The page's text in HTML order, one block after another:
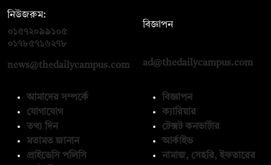
নিউজরুম:
০১৫৭২০৯৯১০৫
০১৭৮৫৭১৬২৭৮
news@thedailycampus.com
বিজ্ঞাপন
ad@thedailycampus.com
আমাদের সম্পর্কে
যোগাযোগ
তথ্য দিন
মতামত জানান
প্রাইভেসি পলিসি
বিজ্ঞাপন
ক্যারিয়ার
টেক্সট কনভার্টার
আর্কাইভ
নামাজ, সেহরি, ইফতারের